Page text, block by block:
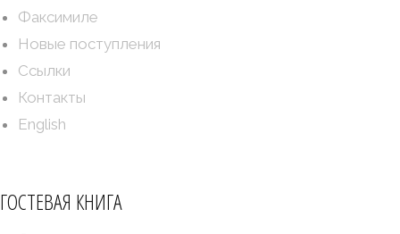
Факсимиле
Новые поступления
Ссылки
Контакты
English
ГОСТЕВАЯ КНИГА